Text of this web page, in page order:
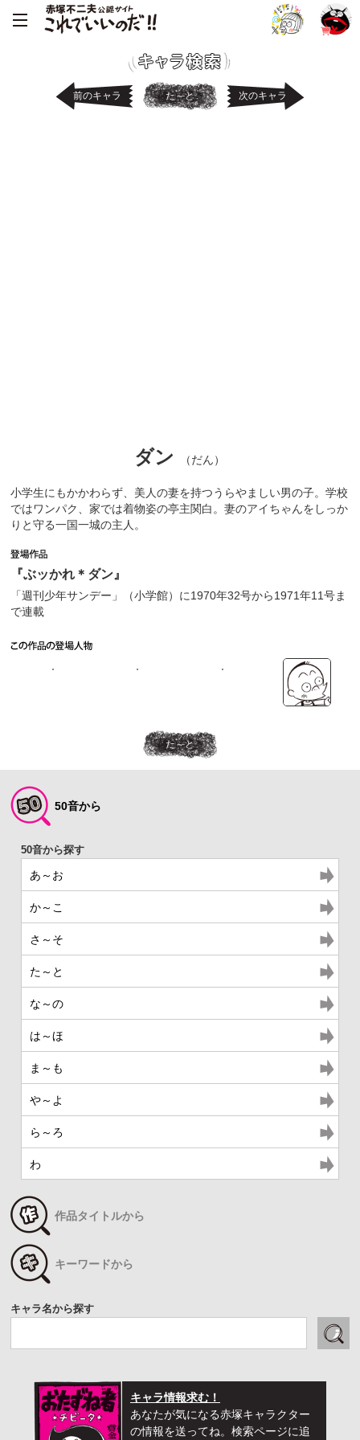
前のキャラ た～と 次のキャラ
ダン （だん）
小学生にもかかわらず、美人の妻を持つうらやましい男の子。学校
ではワンパク、家では着物姿の亭主関白。妻のアイちゃんをしっか
りと守る一国一城の主人。
『ぶッかれ＊ダン』
「週刊少年サンデー」（小学館）に1970年32号から1971年11号ま
で連載
た～と
50音から
あ～お
か～こ
さ～そ
た～と
な～の
は～ほ
ま～も
や～よ
ら～ろ
わ
作品タイトルから
キーワードから
キャラ名から探す
キャラ情報求む！
あなたが気になる赤塚キャラクター
の情報を送ってね。検索ページに追